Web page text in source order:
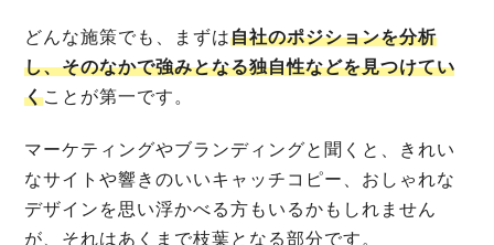
どんな施策でも、まずは自社のポジションを分析
し、そのなかで強みとなる独自性などを見つけてい
くことが第一です。
マーケティングやブランディングと聞くと、きれい
なサイトや響きのいいキャッチコピー、おしゃれな
デザインを思い浮かべる方もいるかもしれません
が、それはあくまで枝葉となる部分です。